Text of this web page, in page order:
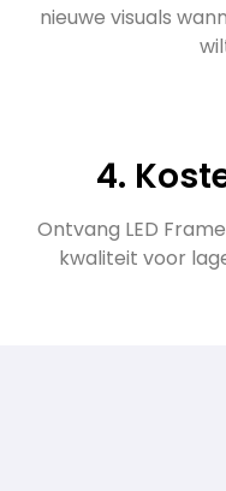
nieuwe visuals
4.
Ontvang LED
kwaliteit voor